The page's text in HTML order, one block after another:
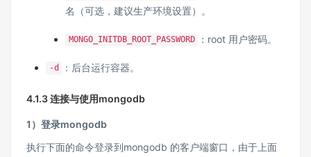
名（可选，建议生产环境设置）。
MONGO_INITDB_ROOT_PASSWORD ：root 用户密码。
-d ：后台运行容器。
4.1.3 连接与使用mongodb
1）登录mongodb
执行下面的命令登录到mongodb 的客户端窗口，由于上面